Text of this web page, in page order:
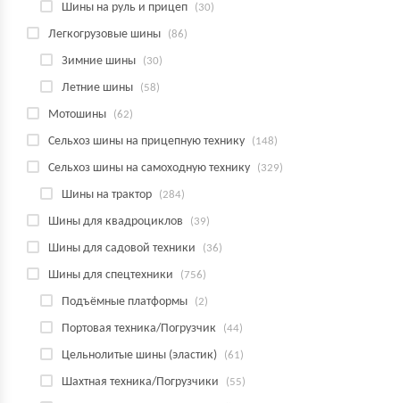
Шины на руль и прицеп (30)
Легкогрузовые шины (86)
Зимние шины (30)
Летние шины (58)
Мотошины (62)
Сельхоз шины на прицепную технику (148)
Сельхоз шины на самоходную технику (329)
Шины на трактор (284)
Шины для квадроциклов (39)
Шины для садовой техники (36)
Шины для спецтехники (756)
Подъёмные платформы (2)
Портовая техника/Погрузчик (44)
Цельнолитые шины (эластик) (61)
Шахтная техника/Погрузчики (55)